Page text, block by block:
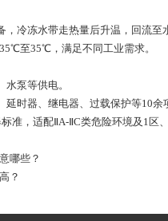
冷冻水带走热量后升温，回流至
至35℃，满足不同工业需求。
泵等供电。
时器、继电器、过载保护等10
准，适配ⅡA-ⅡC类危险环境及1区
哪些？
？